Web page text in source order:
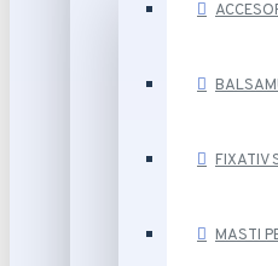
FIXATIV
MASTI